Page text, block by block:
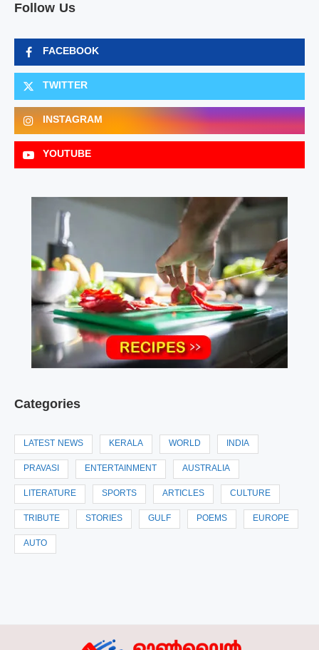
Follow Us
FACEBOOK
TWITTER
INSTAGRAM
YOUTUBE
Categories
LATEST NEWS KERALA WORLD INDIA
PRAVASI ENTERTAINMENT AUSTRALIA
LITERATURE SPORTS ARTICLES CULTURE
TRIBUTE STORIES GULF POEMS EUROPE
AUTO